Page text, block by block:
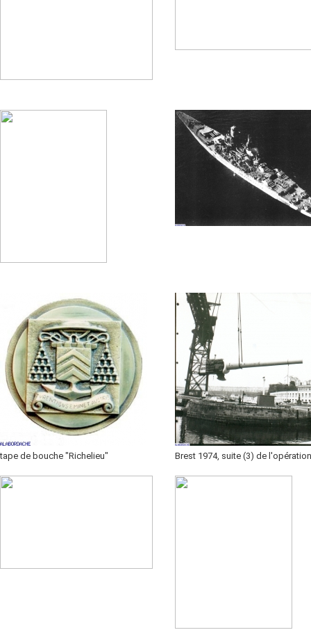
tape de bouche "Richelieu" Brest 1974, suite (3) de